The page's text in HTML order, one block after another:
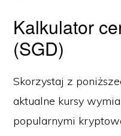
Kalkulator
(SGD)
Skorzystaj z
aktualne kursy
popularnymi